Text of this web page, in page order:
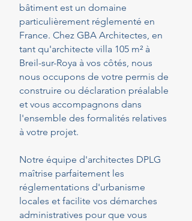
bâtiment est un domaine
particulièrement réglementé en
France. Chez GBA Architectes, en
tant qu'architecte villa 105 m² à
Breil-sur-Roya à vos côtés, nous
nous occupons de votre permis de
construire ou déclaration préalable
et vous accompagnons dans
l'ensemble des formalités relatives
à votre projet.
Notre équipe d'architectes DPLG
maîtrise parfaitement les
réglementations d'urbanisme
locales et facilite vos démarches
administratives pour que vous